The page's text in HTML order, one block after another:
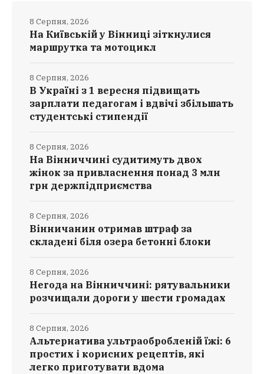
На Київській у Вінниці зіткнулися
маршрутка та мотоцикл
8 Серпня, 2026
В Україні з 1 вересня підвищать
зарплати педагогам і вдвічі збільшать
студентські стипендії
8 Серпня, 2026
На Вінниччині судитимуть двох
жінок за привласнення понад 3 млн
грн держпідприємства
8 Серпня, 2026
Вінничанин отримав штраф за
складені біля озера бетонні блоки
8 Серпня, 2026
Негода на Вінниччині: рятувальники
розчищали дороги у шести громадах
8 Серпня, 2026
Альтернатива ультраобробленій їжі: 6
простих і корисних рецептів, які
легко приготувати вдома
8 Серпня, 2026